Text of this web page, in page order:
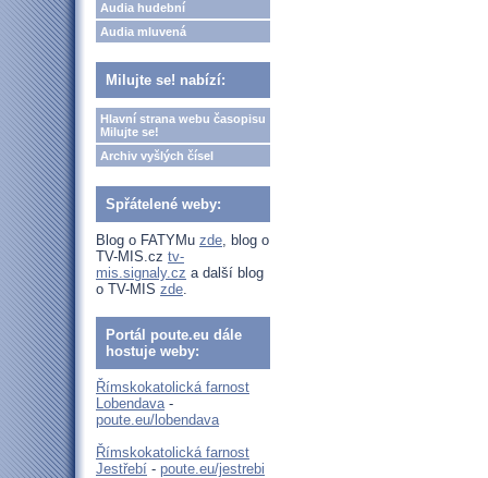
Audia hudební
Audia mluvená
Milujte se! nabízí:
Hlavní strana webu časopisu
Milujte se!
Archiv vyšlých čísel
Spřátelené weby:
Blog o FATYMu zde, blog o
TV-MIS.cz tv-
mis.signaly.cz a další blog
o TV-MIS zde.
Portál poute.eu dále
hostuje weby:
Římskokatolická farnost
Lobendava-
poute.eu/lobendava
Římskokatolická farnost
Jestřebí - poute.eu/jestrebi